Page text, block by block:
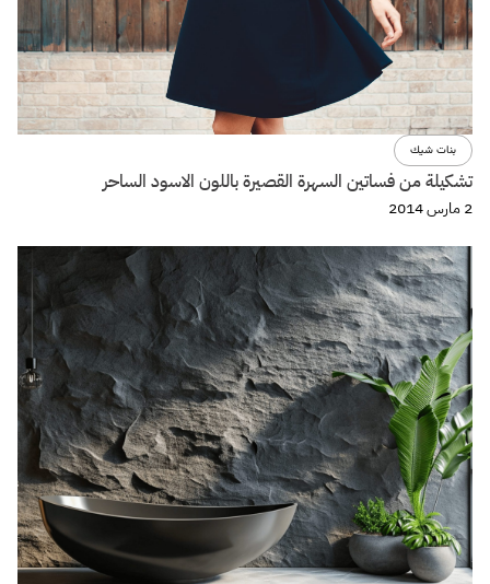
بنات شيك
تشكيلة من فساتين السهرة القصيرة باللون الاسود الساحر
2 مارس 2014